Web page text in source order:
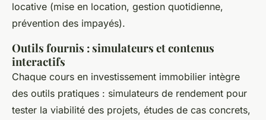
locative (mise en location, gestion quotidienne,
prévention des impayés).
Outils fournis : simulateurs et contenus
interactifs
Chaque cours en investissement immobilier intègre
des outils pratiques : simulateurs de rendement pour
tester la viabilité des projets, études de cas concrets,